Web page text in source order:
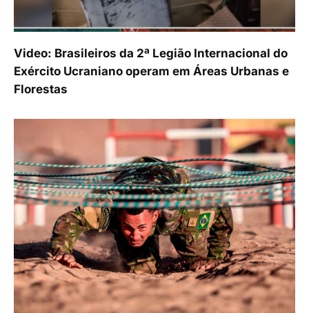
Video: Brasileiros da 2ª Legião Internacional do
Exército Ucraniano operam em Áreas Urbanas e
Florestas